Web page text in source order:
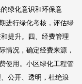
绿化意识和环保意
进行绿化考核，评估绿
提升。四、经费管理
情况，确定经费来源，
使用。小区绿化工程管
公开、透明，杜绝浪